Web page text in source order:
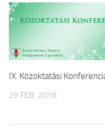
IX. Közoktatási
29 FEB, 2016